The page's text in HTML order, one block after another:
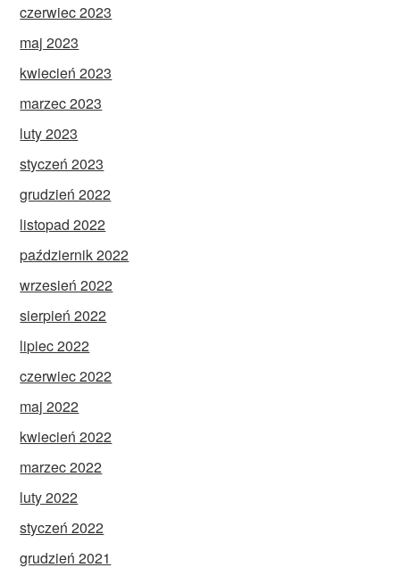
czerwiec 2023
maj 2023
kwiecień 2023
marzec 2023
luty 2023
styczeń 2023
grudzień 2022
listopad 2022
październik 2022
wrzesień 2022
sierpień 2022
lipiec 2022
czerwiec 2022
maj 2022
kwiecień 2022
marzec 2022
luty 2022
styczeń 2022
grudzień 2021